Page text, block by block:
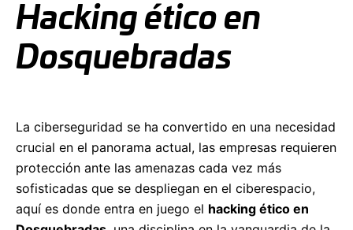
Hacking ético en
Dosquebradas
La ciberseguridad se ha convertido en una necesidad
crucial en el panorama actual, las empresas requieren
protección ante las amenazas cada vez más
sofisticadas que se despliegan en el ciberespacio,
aquí es donde entra en juego el hacking ético en